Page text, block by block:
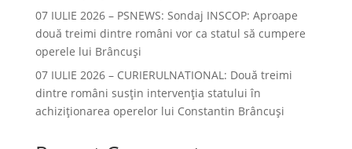
07 IULIE 2026 – PSNEWS: Sondaj INSCOP: Aproape
două treimi dintre români vor ca statul să cumpere
operele lui Brâncuși
07 IULIE 2026 – CURIERULNATIONAL: Două treimi
dintre români susțin intervenția statului în
achiziționarea operelor lui Constantin Brâncuși